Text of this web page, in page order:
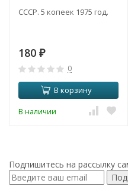
СССР. 5 копеек 1975 год.
180 ₽
0
В корзину
В наличии
Подпишитесь на рассылку